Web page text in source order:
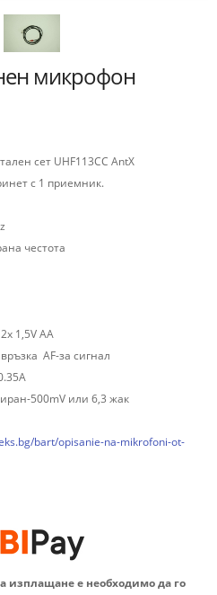
микрофон
сет UHF113CC AntX
с 1 приемник.
честота
1,5V AA
AF-за сигнал
500mV или 6,3 жак
bart/opisanie-na-mikrofoni-ot-
изплащане е необходимо да го